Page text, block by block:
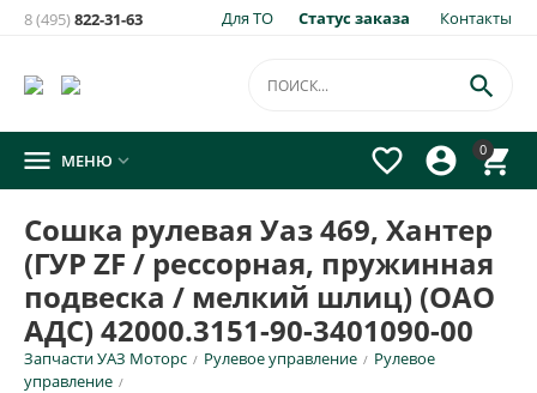
Для ТО Статус заказа Контакты
8 (495)822-31-63
0




 МЕНЮ 
Сошка рулевая Уаз 469, Хантер
(ГУР ZF / рессорная, пружинная
подвеска / мелкий шлиц) (ОАО
АДС) 42000.3151-90-3401090-00
Запчасти УАЗ Моторс / Рулевое управление / Рулевое
управление /
товара:
×
Сошка рулевая Уаз 469, Хантер (ГУР ZF / рессорная,
пружинная подвеска / мелкий шлиц) (ОАО АДС)
42000.3151-90-3401090-00
Укажите e-mail и\или номер телефона для SMS уведомления.
E-mail для уведомления письмом
Номер телефона для SMS уведомления